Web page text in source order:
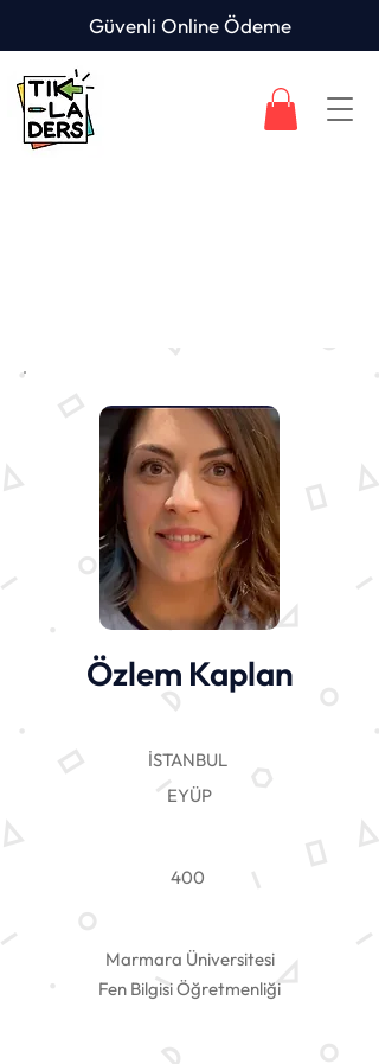
Güvenli Online Ödeme
Özlem Kaplan
İSTANBUL
EYÜP
400
Marmara Üniversitesi
Fen Bilgisi Öğretmenliği